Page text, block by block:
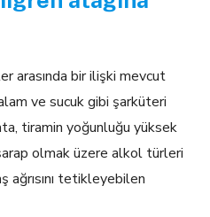
arasında bir ilişki mevcut
ve sucuk gibi şarküteri
tiramin yoğunluğu yüksek
olmak üzere alkol türleri
ağrısını tetikleyebilen